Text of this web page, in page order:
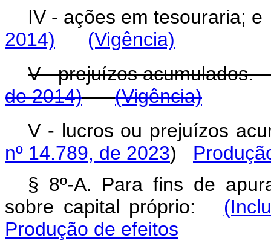
IV - ações em tesouraria;
2014)
(Vigência)
V - prejuízos
de 2014)
(Vigência)
V - lucros ou prejuízos
nº 14.789, de 2023)
§ 8º-A. Para fins de
sobre capital próprio:
Produção de efeitos